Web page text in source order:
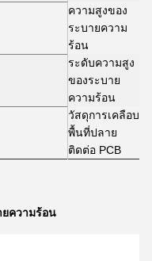
ความสูงของ
ระบายความ
ร้อน
ระดับความสูง
ของระบาย
ความร้อน
วัสดุการเคลือบ
พื้นที่ปลาย
ติดต่อ PCB
ยความร้อน